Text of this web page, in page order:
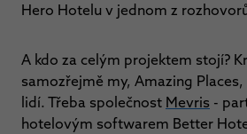
Hero Hotelu v jednom z
A kdo za celým projektem stojí?
samozřejmě my, Amazing
lidí. Třeba společnost Mevris -
hotelovým softwarem Better